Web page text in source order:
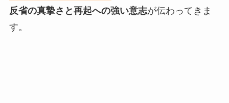
反省の真摯さと再起への強い意志が伝わってきま
す。